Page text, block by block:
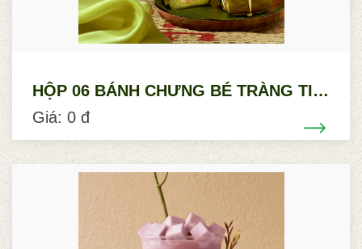
HỘP 06 BÁNH CHƯNG BÉ TRÀNG TIỀN
Giá: 0 đ